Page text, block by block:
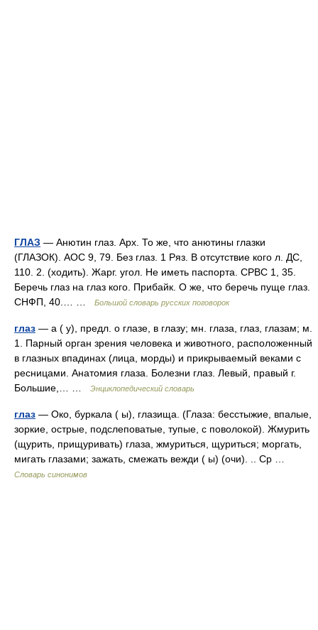
ГЛАЗ — Анютин глаз. Арх. То же, что анютины глазки
(ГЛАЗОК). АОС 9, 79. Без глаз. 1 Ряз. В отсутствие кого л. ДС,
110. 2. (ходить). Жарг. угол. Не иметь паспорта. СРВС 1, 35.
Беречь глаз на глаз кого. Прибайк. О же, что беречь пуще глаз.
СНФП, 40.… …
Большой словарь русских поговорок
глаз — а ( у), предл. о глазе, в глазу; мн. глаза, глаз, глазам; м.
1. Парный орган зрения человека и животного, расположенный
в глазных впадинах (лица, морды) и прикрываемый веками с
ресницами. Анатомия глаза. Болезни глаз. Левый, правый г.
Большие,… …
Энциклопедический словарь
глаз — Око, буркала ( ы), глазища. (Глаза: бесстыжие, впалые,
зоркие, острые, подслеповатые, тупые, с поволокой). Жмурить
(щурить, прищуривать) глаза, жмуриться, щуриться; моргать,
мигать глазами; зажать, смежать вежди ( ы) (очи). .. Ср …
Словарь синонимов